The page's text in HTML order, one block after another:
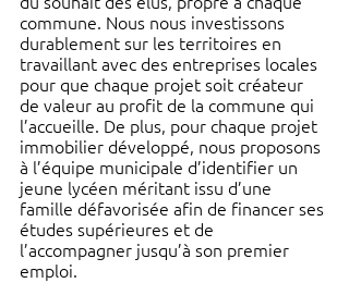
commune. Nous nous investissons
durablement sur les territoires en
travaillant avec des entreprises locales
pour que chaque projet soit créateur
de valeur au profit de la commune qui
l’accueille. De plus, pour chaque projet
immobilier développé, nous proposons
à l’équipe municipale d’identifier un
jeune lycéen méritant issu d’une
famille défavorisée afin de financer ses
études supérieures et de
l’accompagner jusqu’à son premier
emploi.